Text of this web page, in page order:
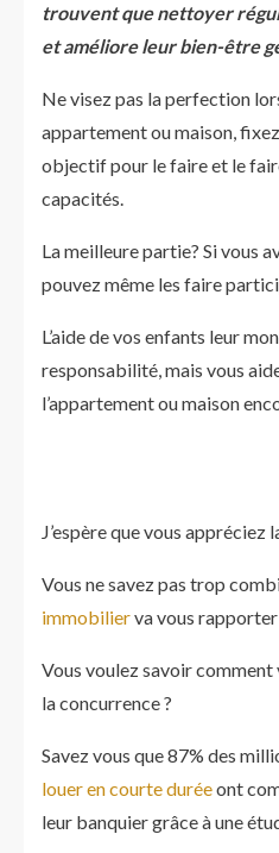
trouvent que nettoyer
et améliore leur bien-être
Ne visez pas la perfection
appartement ou maison,
objectif pour le faire et le
capacités.
La meilleure partie? Si vous
pouvez même les faire
L’aide de vos enfants leur
responsabilité, mais vous
l’appartement ou maison
J’espère que vous
Vous ne savez pas trop
immobilierva vous
Vous voulez savoir
la concurrence ?
Savez vous que 87% des
louer en courte duréeont
leur banquier grâce à une